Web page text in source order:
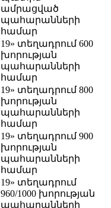
ամրացված
պահարանների
համար
19» տեղադրում 600
խորության
պահարանների
համար
19» տեղադրում 800
խորության
պահարանների
համար
19» տեղադրում 900
խորության
պահարանների
համար
19» տեղադրում
960/1000 խորության
պահարանների